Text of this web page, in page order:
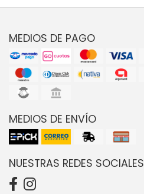
MEDIOS DE PAGO
MEDIOS DE ENVÍO
NUESTRAS REDES SOCIALES